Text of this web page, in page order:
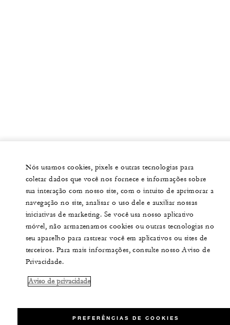
Nós usamos cookies, pixels e outras tecnologias para
coletar dados que você nos fornece e informações sobre
sua interação com nosso site, com o intuito de aprimorar a
navegação no site, analisar o uso dele e auxiliar nossas
iniciativas de marketing. Se você usa nosso aplicativo
móvel, não armazenamos cookies ou outras tecnologias no
seu aparelho para rastrear você em aplicativos ou sites de
terceiros. Para mais informações, consulte nosso Aviso de
Privacidade.
Aviso de privacidade
PREFERÊNCIAS DE COOKIES